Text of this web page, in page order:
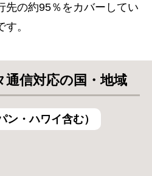
先の約95％をカバーしてい
。
信対応の国・地域
・ハワイ含む）